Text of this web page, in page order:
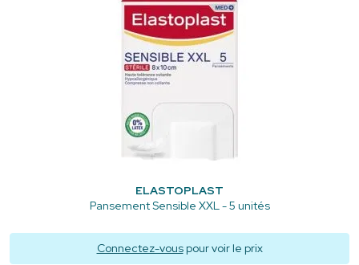
ELASTOPLAST
Pansement Sensible XXL - 5 unités
Connectez-vouspour voir le prix